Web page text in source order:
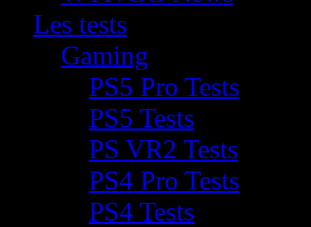
Les tests
Gaming
PS5 Pro Tests
PS5 Tests
PS VR2 Tests
PS4 Pro Tests
PS4 Tests